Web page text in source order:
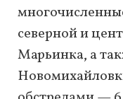
северной и
Марьинка, а